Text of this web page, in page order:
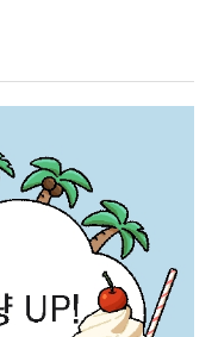
학기보다 짧은 기간
문에 꼼꼼한 일정
짧은 만큼 한 번의
향을 줄 수 있으므로,
출석 및 과제 일정을
과목별 수업
담당 교수님의
을 것 같습니다!방학
만큼 개인 일정과